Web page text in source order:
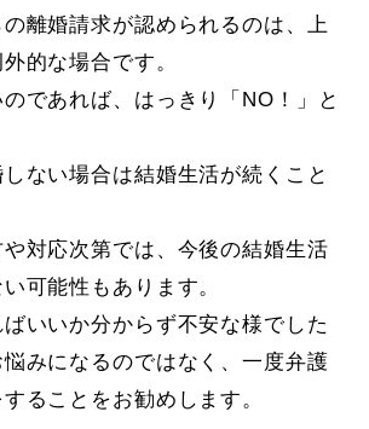
離婚請求が認められるのは、上
的な場合です。
であれば、はっきり「NO！」と
ない場合は結婚生活が続くこと
対応次第では、今後の結婚生活
可能性もあります。
いいか分からず不安な様でした
みになるのではなく、一度弁護
ることをお勧めします。